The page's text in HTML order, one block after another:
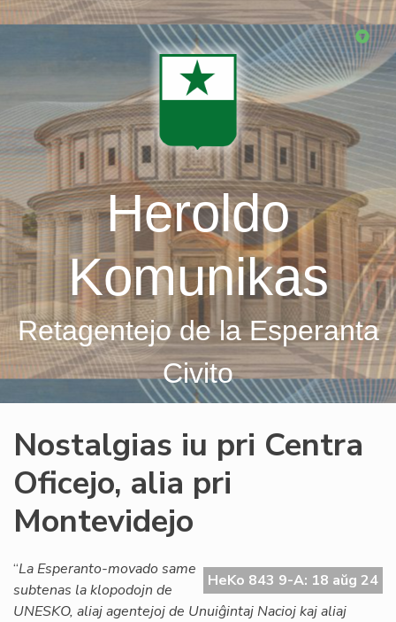
Skip
Heroldo
Komunikas
Retagentejo de la Esperanta
Civito
Nostalgias iu pri Centra
Oficejo, alia pri
Montevidejo
HeKo 843 9-A: 18 aŭg 24
“La Esperanto-movado same
subtenas la klopodojn de
UNESKO, aliaj agentejoj de Unuiĝintaj Nacioj kaj aliaj